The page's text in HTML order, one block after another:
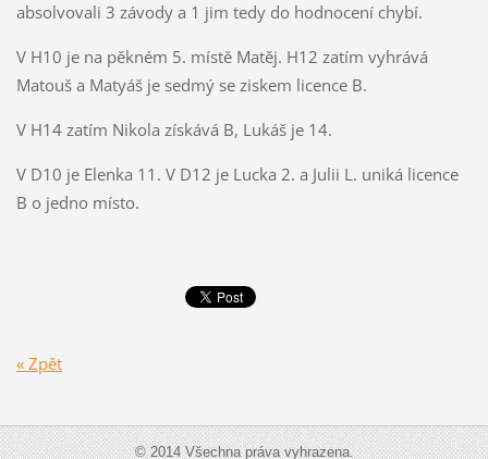
absolvovali 3 závody a 1 jim tedy do hodnocení chybí.
V H10 je na pěkném 5. místě Matěj. H12 zatím vyhrává
Matouš a Matyáš je sedmý se ziskem licence B.
V H14 zatím Nikola získává B, Lukáš je 14.
V D10 je Elenka 11. V D12 je Lucka 2. a Julii L. uniká licence
B o jedno místo.
« Zpět
© 2014 Všechna práva vyhrazena.